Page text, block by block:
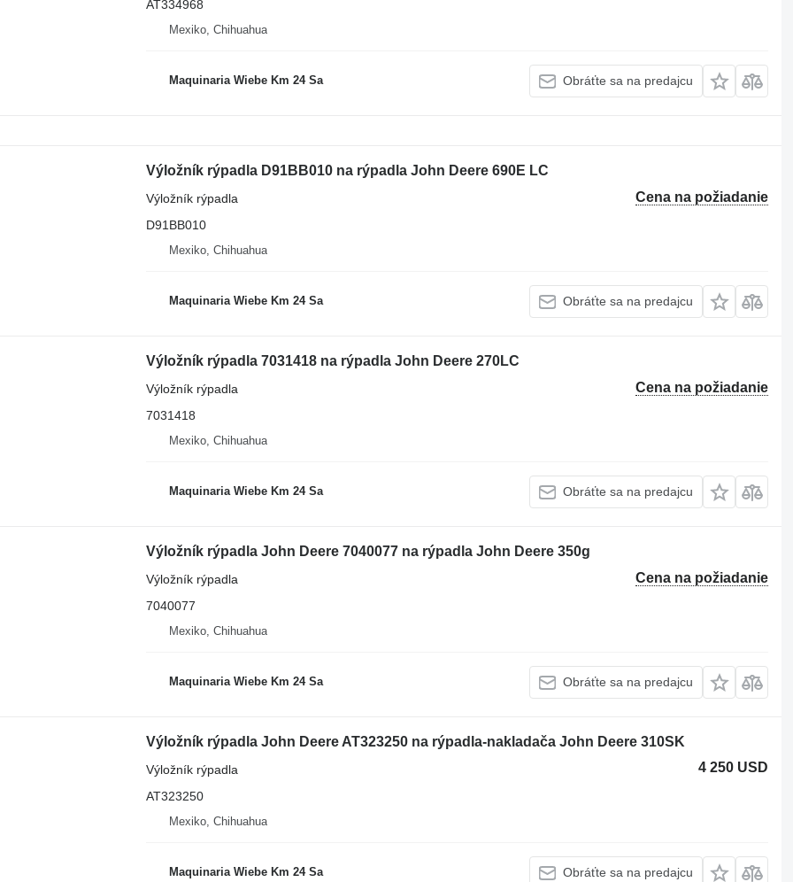
AT334968
Mexiko, Chihuahua
Maquinaria Wiebe Km 24 Sa Obráťte sa na predajcu
Výložník rýpadla D91BB010 na rýpadla John Deere 690E LC
Cena na požiadanie
Výložník rýpadla
D91BB010
Mexiko, Chihuahua
Maquinaria Wiebe Km 24 Sa Obráťte sa na predajcu
Výložník rýpadla 7031418 na rýpadla John Deere 270LC
Cena na požiadanie
Výložník rýpadla
7031418
Mexiko, Chihuahua
Maquinaria Wiebe Km 24 Sa Obráťte sa na predajcu
Výložník rýpadla John Deere 7040077 na rýpadla John Deere 350g
Cena na požiadanie
Výložník rýpadla
7040077
Mexiko, Chihuahua
Maquinaria Wiebe Km 24 Sa Obráťte sa na predajcu
Výložník rýpadla John Deere AT323250 na rýpadla-nakladača John Deere 310SK
4 250 USD
Výložník rýpadla
AT323250
Mexiko, Chihuahua
Maquinaria Wiebe Km 24 Sa Obráťte sa na predajcu